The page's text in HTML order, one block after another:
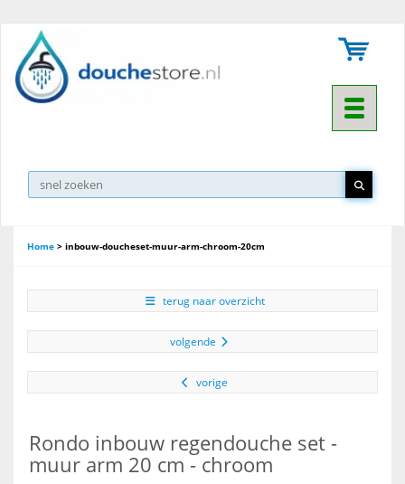
Toggle
Home > inbouw-doucheset-muur-arm-chroom-20cm
terug naar overzicht
volgende
vorige
Rondo inbouw regendouche set -
muur arm 20 cm - chroom